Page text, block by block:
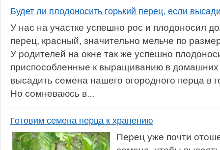
Будет ли плодоносить горький перец, если
У нас на участке успешно рос и плодоносил
перец, красный, значительно мельче по
У родителей на окне так же успешно
приспособленные к выращиванию в
высадить семена нашего огородного перца в
Но сомневаюсь в...
Готовим семена перца к хранению
Перец уже почти